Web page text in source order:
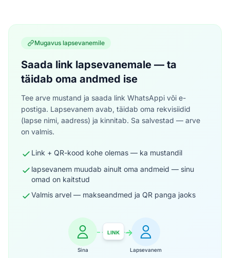
Mugavus lapsevanemile
Saada link lapsevanemale — ta
täidab oma andmed ise
Tee arve mustand ja saada link WhatsAppi või e-
postiga. Lapsevanem avab, täidab oma rekvisiidid
(lapse nimi, aadress) ja kinnitab. Sa salvestad — arve
on valmis.
Link + QR-kood kohe olemas — ka mustandil
lapsevanem muudab ainult oma andmeid — sinu
omad on kaitstud
Valmis arvel — makseandmed ja QR panga jaoks
Sina
LINK
Lapsevanem